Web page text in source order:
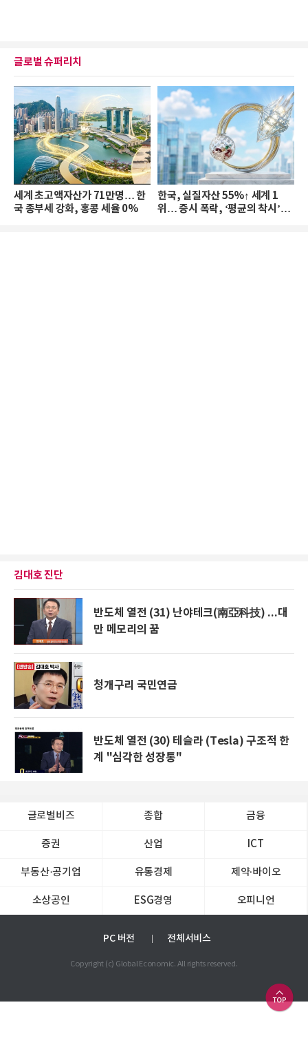
글로벌 슈퍼리치
세계 초고액자산가 71만명… 한
국 종부세 강화, 홍콩 세율 0%
한국, 실질자산 55%↑ 세계 1
위… 증시 폭락, ‘평균의 착시’와
김대호 진단
반도체 열전 (31) 난야테크(南亞科技) ...대
만 메모리의 꿈
청개구리 국민연금
반도체 열전 (30) 테슬라 (Tesla) 구조적 한
계 "심각한 성장통"
글로벌비즈 종합 금융
증권 산업 ICT
부동산·공기업 유통경제 제약∙바이오
소상공인 ESG경영 오피니언
PC 버전 전체서비스
Copyright (c) Global Economic. All rights reserved.